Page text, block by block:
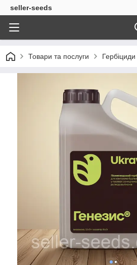
seller-seeds
Товари та послуги Гербіциди